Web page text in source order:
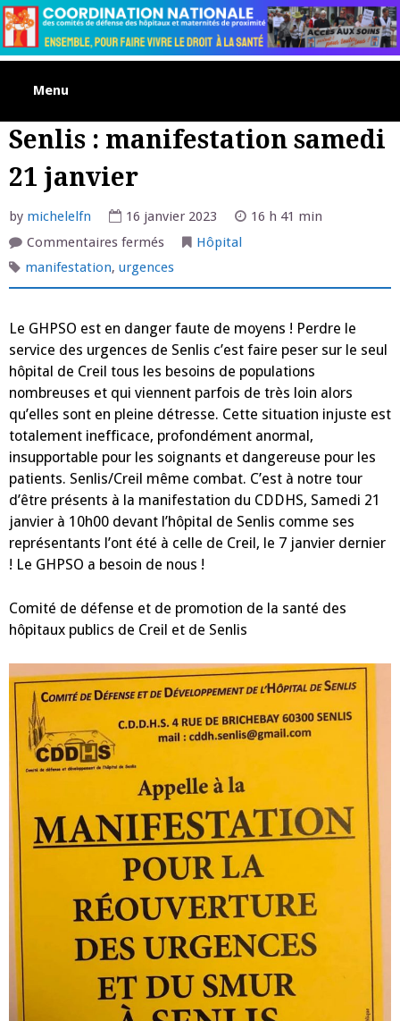
Skip
to
content
Menu
Senlis : manifestation samedi
21 janvier
by michelelfn 16 janvier 2023
16 h 41 min
Commentaires ferméssur
:
samedi
Hôpital
manifestation, urgences
Le GHPSO est en danger faute de moyens ! Perdre le
service des urgences de Senlis c’est faire peser sur le seul
hôpital de Creil tous les besoins de populations
nombreuses et qui viennent parfois de très loin alors
qu’elles sont en pleine détresse. Cette situation injuste est
totalement inefficace, profondément anormal,
insupportable pour les soignants et dangereuse pour les
patients. Senlis/Creil même combat. C’est à notre tour
d’être présents à la manifestation du CDDHS, Samedi 21
janvier à 10h00 devant l’hôpital de Senlis comme ses
représentants l’ont été à celle de Creil, le 7 janvier dernier
! Le GHPSO a besoin de nous !
Comité de défense et de promotion de la santé des
hôpitaux publics de Creil et de Senlis